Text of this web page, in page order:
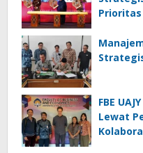
FBE
Lewat